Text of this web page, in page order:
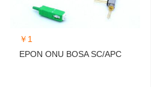
￥1
EPON ONU BOSA SC/APC